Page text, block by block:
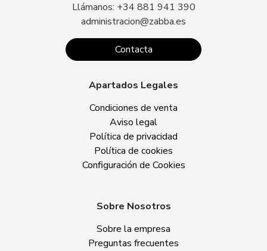
Llámanos: +34 881 941 390
administracion@zabba.es
Contacta
Apartados Legales
Condiciones de venta
Aviso legal
Política de privacidad
Política de cookies
Configuración de Cookies
Sobre Nosotros
Sobre la empresa
Preguntas frecuentes